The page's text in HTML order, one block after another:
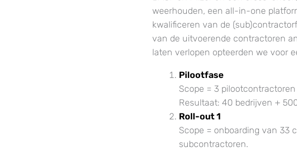
weerhouden, een all-in-one
kwalificeren van de
van de uitvoerende contractoren
laten verlopen opteerden we voor
Pilootfase
Scope = 3
Resultaat: 40 bedrijven +
Roll-out 1
Scope = onboarding van 33
subcontractoren.